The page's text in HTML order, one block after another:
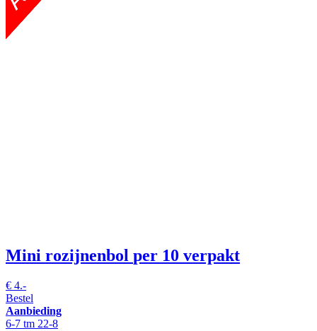
Mini rozijnenbol per 10 verpakt
€ 4.-
Bestel
Aanbieding
6-7 tm 22-8